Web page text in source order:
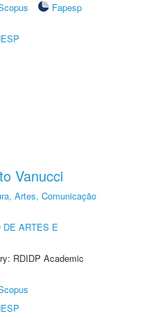
Fapesp
Vanucci
Artes, Comunicação
DE ARTES E
RDIDP Academic